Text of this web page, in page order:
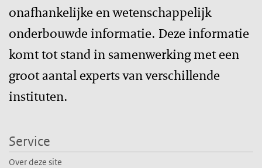
onafhankelijke en wetenschappelijk
onderbouwde informatie. Deze informatie
komt tot stand in samenwerking met een
groot aantal experts van verschillende
instituten.
Service
Over deze site